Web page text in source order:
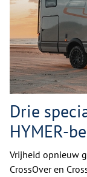
Drie
HYMER-
Vrijheid opnieuw
CrossOver en